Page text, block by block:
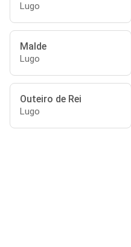
Lugo
Malde
Lugo
Outeiro de Rei
Lugo